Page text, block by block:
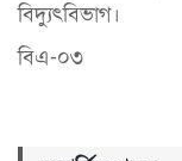
বিদ্যুৎবিভাগ।
বিএ-০৩